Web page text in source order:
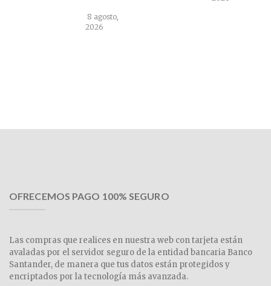
8 agosto,
2026
OFRECEMOS PAGO 100% SEGURO
Las compras que realices en nuestra web con tarjeta están
avaladas por el servidor seguro de la entidad bancaria Banco
Santander, de manera que tus datos están protegidos y
encriptados por la tecnología más avanzada.